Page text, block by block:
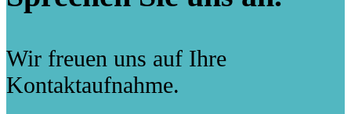
Wir freuen uns auf Ihre
Kontaktaufnahme.